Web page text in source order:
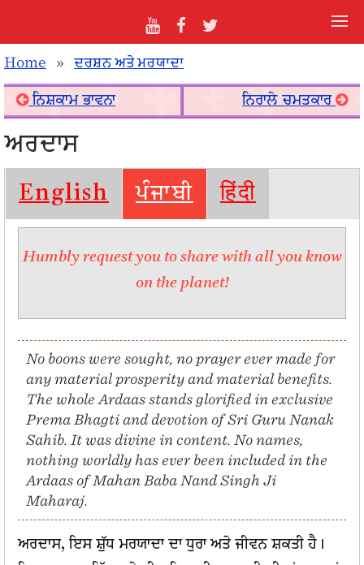
Home » ਦਰਸ਼ਨ ਅਤੇ ਮਰਯਾਦਾ
ਨਿਸ਼ਕਾਮ ਭਾਵਨਾ ਨਿਰਾਲੇ ਚਮਤਕਾਰ
ਅਰਦਾਸ
English ਪੰਜਾਬੀ हिंदी
Humbly request you to share with all you know
on the planet!
No boons were sought, no prayer ever made for
any material prosperity and material benefits.
The whole Ardaas stands glorified in exclusive
Prema Bhagti and devotion of Sri Guru Nanak
Sahib. It was divine in content. No names,
nothing worldly has ever been included in the
Ardaas of Mahan Baba Nand Singh Ji
Maharaj.
ਅਰਦਾਸ, ਇਸ ਸ਼ੁੱਧ ਮਰਯਾਦਾ ਦਾ ਧੁਰਾ ਅਤੇ ਜੀਵਨ ਸ਼ਕਤੀ ਹੈ।